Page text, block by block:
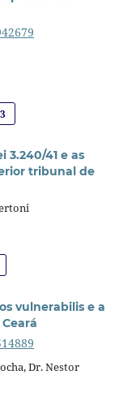
3.240/41 e as
tribunal de
vulnerabilis e a
Dr. Nestor